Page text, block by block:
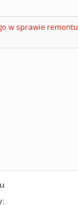
w sprawie remontu